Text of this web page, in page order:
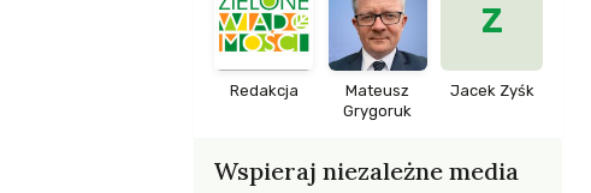
Redakcja
Mateusz
Grygoruk
Z
Jacek Zyśk
Wspieraj niezależne media